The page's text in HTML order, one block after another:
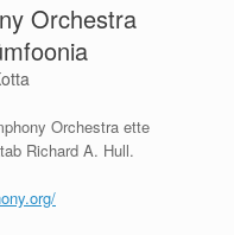
Orchestra
Orchestra ette
Richard A. Hull.